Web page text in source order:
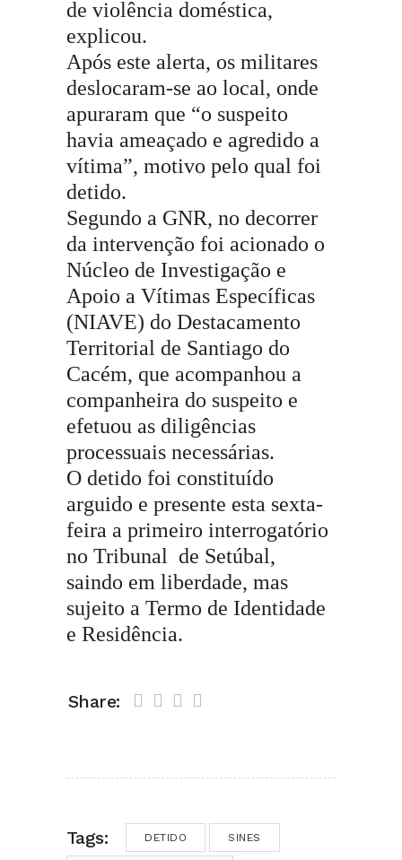
de violência doméstica,
explicou.
Após este alerta, os militares
deslocaram-se ao local, onde
apuraram que “o suspeito
havia ameaçado e agredido a
vítima”, motivo pelo qual foi
detido.
Segundo a GNR, no decorrer
da intervenção foi acionado o
Núcleo de Investigação e
Apoio a Vítimas Específicas
(NIAVE) do Destacamento
Territorial de Santiago do
Cacém, que acompanhou a
companheira do suspeito e
efetuou as diligências
processuais necessárias.
O detido foi constituído
arguido e presente esta sexta-
feira a primeiro interrogatório
no Tribunal de Setúbal,
saindo em liberdade, mas
sujeito a Termo de Identidade
e Residência.
Share:
Tags: DETIDO SINES